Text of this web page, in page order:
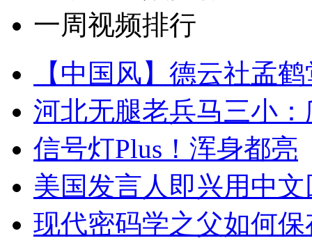
一周视频排行
【中国风】德云社孟
河北无腿老兵马三小
信号灯Plus！浑身都亮
美国发言人即兴用中
现代密码学之父如何